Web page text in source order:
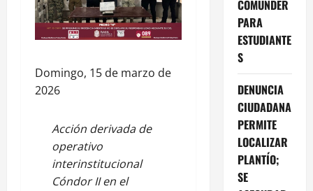
Domingo, 15 de marzo de
2026
Acción derivada de
operativo
interinstitucional
Cóndor II en el
COMUNDER
PARA
ESTUDIANTE
S
DENUNCIA
CIUDADANA
PERMITE
LOCALIZAR
PLANTÍO;
SE